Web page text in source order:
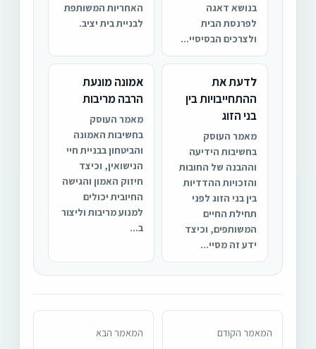
בנושא דאגה
לפרנסת הבית
ולצרכים הבסיסיי...
האחריות המשותפת
לבניית בית יציב.
לדעת את
ההתחייבויות בין
בני הזוג
מאמר העוסק
בחשיבות הידיעה
וההבנה של החובות
והזכויות ההדדיות
בין בני הזוג לפני
תחילת החיים
המשותפים, וכיצד
ידע זה מסיי...
אמונה מונעת
הרבה מריבות
מאמר העוסק
בחשיבות האמונה
והביטחון בבניית חיי
הנישואין, וכיצד
חיזוק האמון והגישה
החיובית יכולים
למנוע מריבות וליצור
ב...
המאמר הקודם המאמר הבא